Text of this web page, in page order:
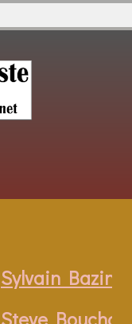
Sylvain Bazinet
Steve